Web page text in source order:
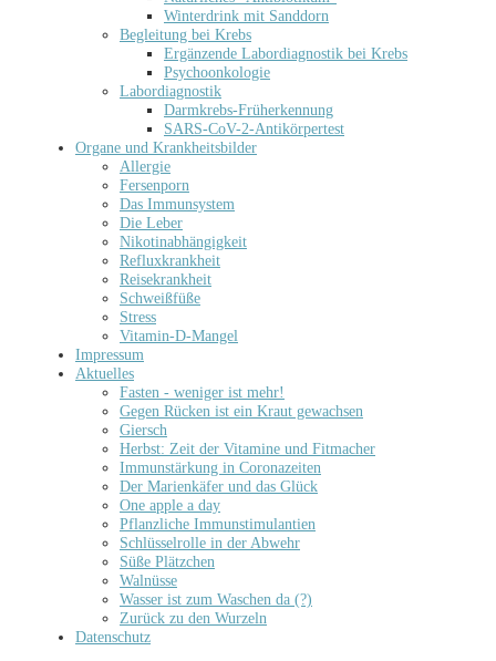
Winterdrink mit Sanddorn
Begleitung bei Krebs
Ergänzende Labordiagnostik bei Krebs
Psychoonkologie
Labordiagnostik
Darmkrebs-Früherkennung
SARS-CoV-2-Antikörpertest
Organe und Krankheitsbilder
Allergie
Fersenporn
Das Immunsystem
Die Leber
Nikotinabhängigkeit
Refluxkrankheit
Reisekrankheit
Schweißfüße
Stress
Vitamin-D-Mangel
Impressum
Aktuelles
Fasten - weniger ist mehr!
Gegen Rücken ist ein Kraut gewachsen
Giersch
Herbst: Zeit der Vitamine und Fitmacher
Immunstärkung in Coronazeiten
Der Marienkäfer und das Glück
One apple a day
Pflanzliche Immunstimulantien
Schlüsselrolle in der Abwehr
Süße Plätzchen
Walnüsse
Wasser ist zum Waschen da (?)
Zurück zu den Wurzeln
Datenschutz